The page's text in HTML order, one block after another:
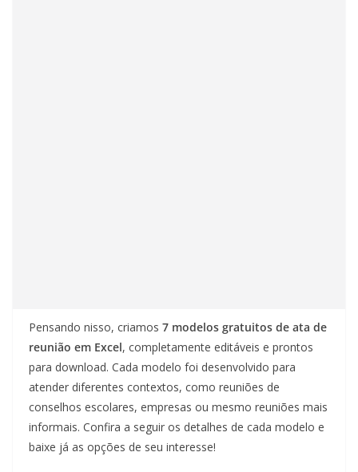
Pensando nisso, criamos 7 modelos gratuitos de ata de
reunião em Excel, completamente editáveis e prontos
para download. Cada modelo foi desenvolvido para
atender diferentes contextos, como reuniões de
conselhos escolares, empresas ou mesmo reuniões mais
informais. Confira a seguir os detalhes de cada modelo e
baixe já as opções de seu interesse!